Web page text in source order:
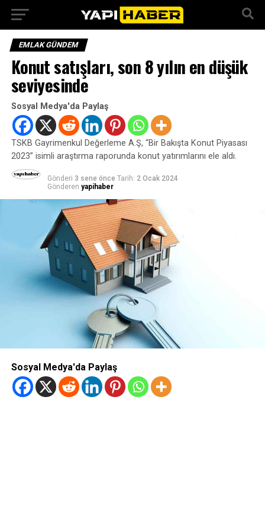
EMLAK GÜNDEM
Konut satışları, son 8 yılın en düşük
seviyesinde
Sosyal Medya'da Paylaş
TSKB Gayrimenkul Değerleme A.Ş, “Bir Bakışta Konut Piyasası
2023” isimli araştırma raporunda konut yatırımlarını ele aldı.
Gönderi 3 sene önce Tarih: 2 Ocak 2024
Gönderen yapihaber
Sosyal Medya'da Paylaş